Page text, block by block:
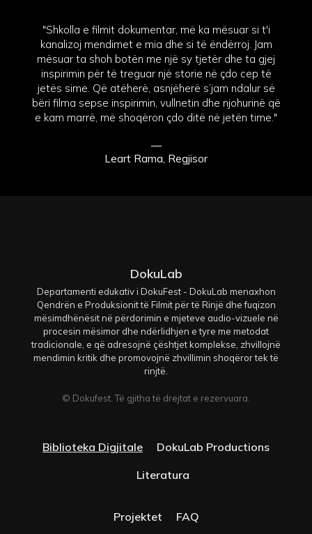
"Shkolla e filmit dokumentar, më ka mësuar si t'i
kanalizoj mendimet e mia dhe si të ëndërroj. Jam
mësuar ta shoh botën me një sy tjetër dhe ta gjej
inspirimin për të treguar një storie në çdo cep të
jetës sime. Që atëherë, asnjëherë s’jam ndalur së
bëri filma sepse inspirimin, vullnetin dhe njohurinë që
e kam marrë, më shoqëron çdo ditë në jetën time."
—
Leart Rama, Regjisor
DokuLab
Departamenti edukativ i DokuFest - DokuLab menaxhon
Qendrën e Produksionit të Filmit për të Rinjë dhe fuqizon
mësimdhënësit në përdorimin e mjeteve audio-vizuele në
procesin mësimor dhe ndërlidhjen e tyre me metodat
tradicionale, e që adresojnë çështjet komplekse, zhvillojnë
mendimin kritik dhe promovojnë zhvillimin shoqëror tek të
rinjtë.
© Dokufest. Të gjitha të drejtat e rezervuara.
Biblioteka Digjitale
DokuLab Productions
Literatura
Projektet FAQ